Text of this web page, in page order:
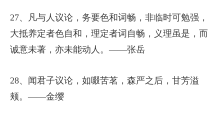
27、凡与人议论，务要色和词畅，非临时可勉强，
大抵养定者色自和，理定者词自畅，义理虽是，而
诚意未著，亦未能动人。——张岳
28、闻君子议论，如啜苦茗，森严之后，甘芳溢
颊。——金缨